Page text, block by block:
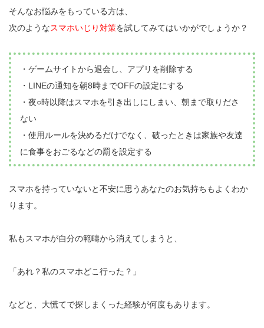
そんなお悩みをもっている方は、
次のようなスマホいじり対策を試してみてはいかがでしょうか？
・ゲームサイトから退会し、アプリを削除する
・LINEの通知を朝8時までOFFの設定にする
・夜○時以降はスマホを引き出しにしまい、朝まで取りださ
ない
・使用ルールを決めるだけでなく、破ったときは家族や友達
に食事をおごるなどの罰を設定する
スマホを持っていないと不安に思うあなたのお気持ちもよくわか
ります。
私もスマホが自分の範疇から消えてしまうと、
「あれ？私のスマホどこ行った？」
などと、大慌てで探しまくった経験が何度もあります。